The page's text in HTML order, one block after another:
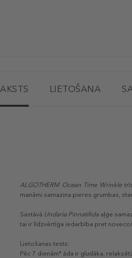
LIETOŠANA
ALGOTHERM Ocean Time Wrinkle
manāmi samazina pieres grumbas,
Sastāvā Undaria Pinnatifida aļģe
tai ir līdzvērtīga iedarbība pret
Lietošanas tests:
Pēc 7 dienām* āda ir gludāka,